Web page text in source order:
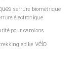
serrure biométrique
électronique
pour camions
ebike vélo